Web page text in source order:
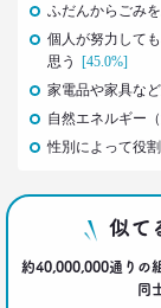
--日経
生活総研
前沢 裕文
2021.02.25
シュフ
夏山 明美
2021.02.25
ふだんからごみ
個人が努力して
思う
[45.0%]
家電品や家具な
自然エネルギー
性別によって役
似て
約40,000,000通りの
同